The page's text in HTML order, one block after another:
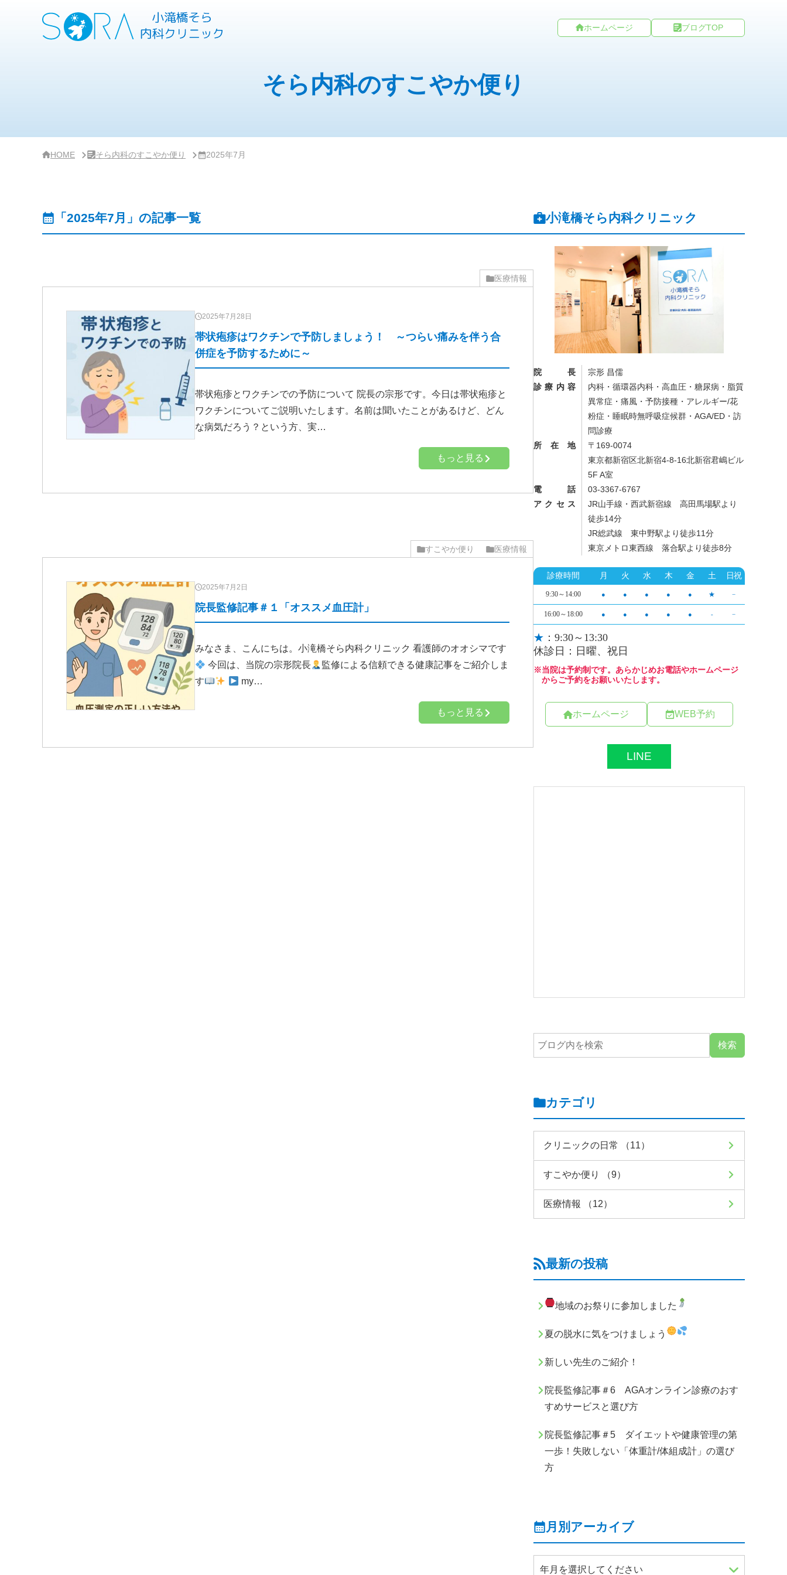
ホームページ ブログTOP
そら内科のすこやか便り
HOME そら内科のすこやか便り 2025年7月
「2025年7月」の記事一覧
医療情報
2025年7月28日
帯状疱疹はワクチンで予防しましょう！ ～つらい痛みを伴う合
併症を予防するために～
帯状疱疹とワクチンでの予防について 院長の宗形です。今日は帯状疱疹と
ワクチンについてご説明いたします。名前は聞いたことがあるけど、どん
な病気だろう？という方、実…
もっと見る
すこやか便り 医療情報
2025年7月2日
院長監修記事＃１「オススメ血圧計」
みなさま、こんにちは。小滝橋そら内科クリニック 看護師のオオシマです
今回は、当院の宗形院長
監修による信頼できる健康記事をご紹介しま
す
my…
もっと見る
小滝橋そら内科クリニック
院長
宗形 昌儒
診療内容
内科・循環器内科・高血圧・糖尿病・脂質
異常症・痛風・予防接種・アレルギー/花
粉症・睡眠時無呼吸症候群・AGA/ED・訪
問診療
所在地
〒169-0074
東京都新宿区北新宿4-8-16北新宿君嶋ビル
5F A室
電話
03-3367-6767
アクセス
JR山手線・西武新宿線 高田馬場駅より
徒歩14分
JR総武線 東中野駅より徒歩11分
東京メトロ東西線 落合駅より徒歩8分
ホームページ WEB予約
LINE
カテゴリ
クリニックの日常 （11）
すこやか便り （9）
医療情報 （12）
最新の投稿
地域のお祭りに参加しました
夏の脱水に気をつけましょう
新しい先生のご紹介！
院長監修記事＃6 AGAオンライン診療のおす
すめサービスと選び方
院長監修記事＃5 ダイエットや健康管理の第
一歩！失敗しない「体重計/体組成計」の選び
方
月別アーカイブ
年月を選択してください